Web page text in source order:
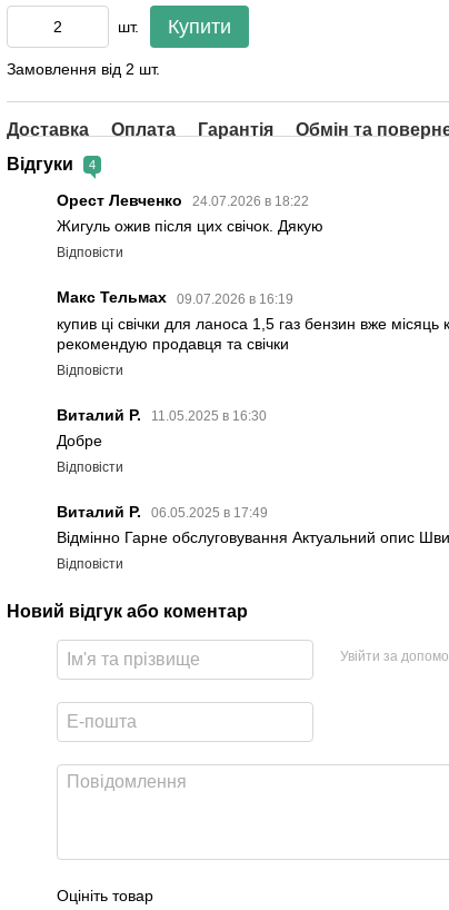
шт. Купити
Замовлення від 2 шт.
Доставка Оплата Гарантія
Обмін та
Відгуки
4
Орест Левченко 24.07.2026 в 18:22
Жигуль ожив після цих свічок. Дякую
Відповісти
Макс Тельмах 09.07.2026 в 16:19
купив ці свічки для ланоса 1,5 газ бензин вже місяць
рекомендую продавця та свічки
Відповісти
Виталий Р. 11.05.2025 в 16:30
Добре
Відповісти
Виталий Р. 06.05.2025 в 17:49
Відмінно Гарне обслуговування Актуальний опис
Відповісти
Новий відгук або коментар
Увійти за
Оцініть товар